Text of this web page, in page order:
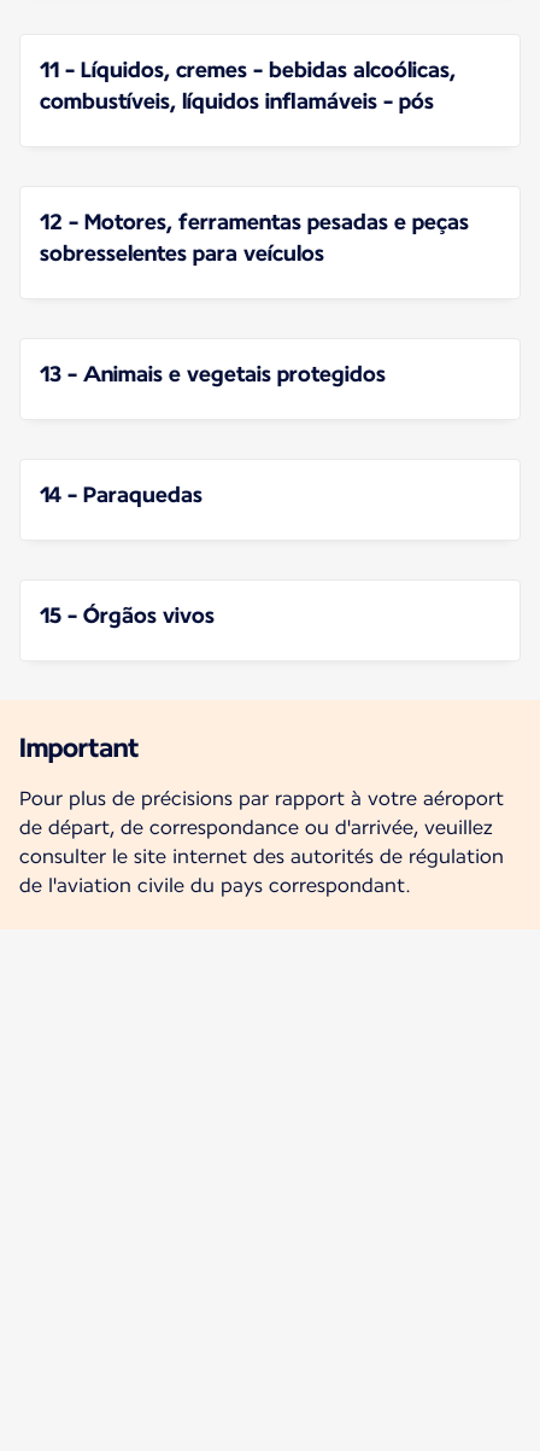
11 - Líquidos, cremes - bebidas alcoólicas,
combustíveis, líquidos inflamáveis - pós
12 - Motores, ferramentas pesadas e peças
sobresselentes para veículos
13 - Animais e vegetais protegidos
14 - Paraquedas
15 - Órgãos vivos
Important
Pour plus de précisions par rapport à votre aéroport
de départ, de correspondance ou d'arrivée, veuillez
consulter le site internet des autorités de régulation
de l'aviation civile du pays correspondant.